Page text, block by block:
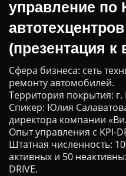
управление по
(презентация к
Сфера бизнеса: сеть
ремонту автомобилей.
Территория покрытия: г.
Спикер: Юлия
директора компании
Опыт управления c KPI-
Штатная численность:
активных и 50
DRIVE.